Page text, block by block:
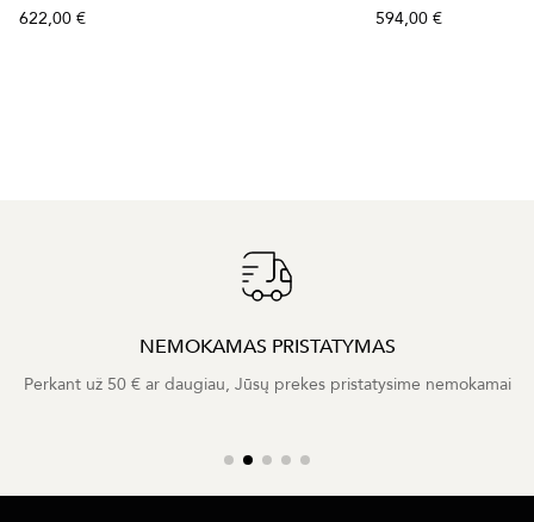
622,00 € 594,00 €
NEMOKAMAS PRISTATYMAS
Perkant už 50 € ar daugiau, Jūsų prekes pristatysime nemokamai